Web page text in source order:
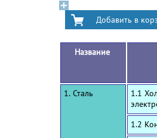
Название
1. Сталь
1.1
1.2